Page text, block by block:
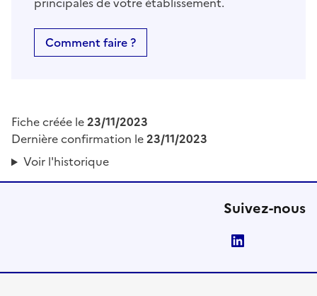
Comment faire ?
Fiche créée le23/11/2023
Dernière confirmation le23/11/2023
Voir l'historique
Suivez-nous